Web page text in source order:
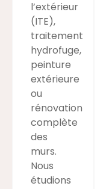
l’extérieur
(ITE),
traitement
hydrofuge,
peinture
extérieure
ou
rénovation
complète
des
murs.
Nous
étudions